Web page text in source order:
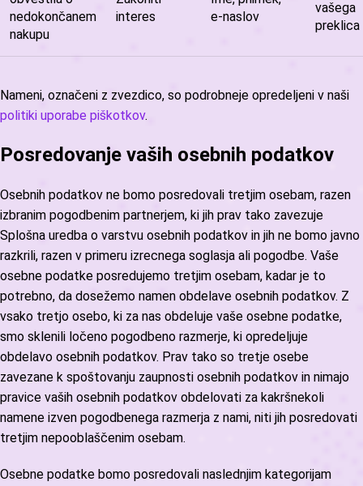
nedokončanem
nakupu
interes
e-naslov
vašega
preklica
Nameni, označeni z zvezdico, so podrobneje opredeljeni v naši
politiki uporabe piškotkov.
Posredovanje vaših osebnih podatkov
Osebnih podatkov ne bomo posredovali tretjim osebam, razen
izbranim pogodbenim partnerjem, ki jih prav tako zavezuje
Splošna uredba o varstvu osebnih podatkov in jih ne bomo javno
razkrili, razen v primeru izrecnega soglasja ali pogodbe. Vaše
osebne podatke posredujemo tretjim osebam, kadar je to
potrebno, da dosežemo namen obdelave osebnih podatkov. Z
vsako tretjo osebo, ki za nas obdeluje vaše osebne podatke,
smo sklenili ločeno pogodbeno razmerje, ki opredeljuje
obdelavo osebnih podatkov. Prav tako so tretje osebe
zavezane k spoštovanju zaupnosti osebnih podatkov in nimajo
pravice vaših osebnih podatkov obdelovati za kakršnekoli
namene izven pogodbenega razmerja z nami, niti jih posredovati
tretjim nepooblaščenim osebam.
Osebne podatke bomo posredovali naslednjim kategorijam